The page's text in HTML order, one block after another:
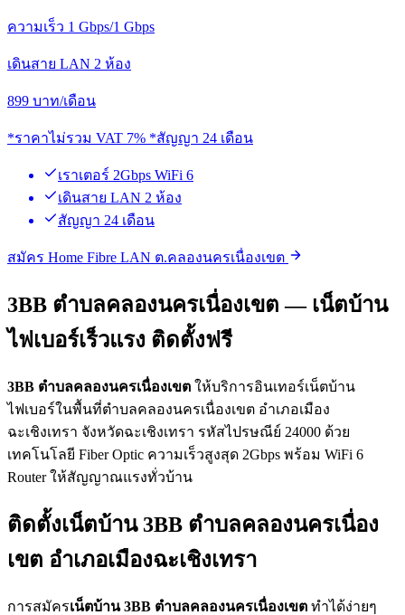
ความเร็ว 1 Gbps/1 Gbps
เดินสาย LAN 2 ห้อง
899 บาท/เดือน
*ราคาไม่รวม VAT 7% *สัญญา 24 เดือน
เราเตอร์ 2Gbps WiFi 6
เดินสาย LAN 2 ห้อง
สัญญา 24 เดือน
สมัคร Home Fibre LAN ต.คลองนครเนื่องเขต
3BB ตำบลคลองนครเนื่องเขต — เน็ตบ้าน
ไฟเบอร์เร็วแรง ติดตั้งฟรี
3BB ตำบลคลองนครเนื่องเขต ให้บริการอินเทอร์เน็ตบ้าน
ไฟเบอร์ในพื้นที่ตำบลคลองนครเนื่องเขต อำเภอเมือง
ฉะเชิงเทรา จังหวัดฉะเชิงเทรา รหัสไปรษณีย์ 24000 ด้วย
เทคโนโลยี Fiber Optic ความเร็วสูงสุด 2Gbps พร้อม WiFi 6
Router ให้สัญญาณแรงทั่วบ้าน
ติดตั้งเน็ตบ้าน 3BB ตำบลคลองนครเนื่อง
เขต อำเภอเมืองฉะเชิงเทรา
การสมัครเน็ตบ้าน 3BB ตำบลคลองนครเนื่องเขต ทำได้ง่ายๆ